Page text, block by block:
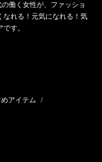
働く女性が、ファッショ
れる！元気になれる！気
す。
アイテム /